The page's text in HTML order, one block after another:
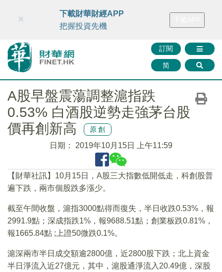
財華智庫網 FINTV FINMETA 財華證券 媒體矩陣
訂閱
简
×
下載財華財經APP
把握投資先機
A股早盤震蕩調整滬指跌
0.53% 白酒股逆勢走強茅台股
價再創新高
原創
日期： 2019年10月15日 上午11:59
【財華社訊】10月15日，A股三大指數低開低走，科創股普
遍下跌，兩市個股跌多漲少。
截至午間收盤，滬指3000點得而復失，半日收跌0.53%，報
2991.9點；深成指跌1%，報9688.51點；創業板跌0.81%，
報1665.84點 ;上證50微跌0.1%。
滬深兩市半日成交額逾2800億，近2800股下跌；北上資金
半日淨流入近27億元，其中，滬股通淨流入20.49億，深股